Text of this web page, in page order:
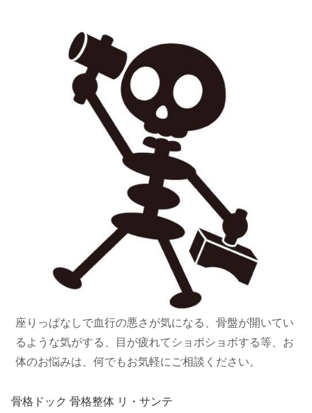
座りっぱなしで血行の悪さが気になる、骨盤が開いてい
るような気がする、目が疲れてショボショボする等、お
体のお悩みは、何でもお気軽にご相談ください。
骨格ドック 骨格整体 リ・サンテ